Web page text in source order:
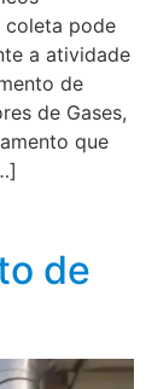
coleta pode
a atividade
de
de Gases,
que
de